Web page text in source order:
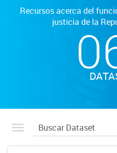
Recursos acerca del
justicia de la